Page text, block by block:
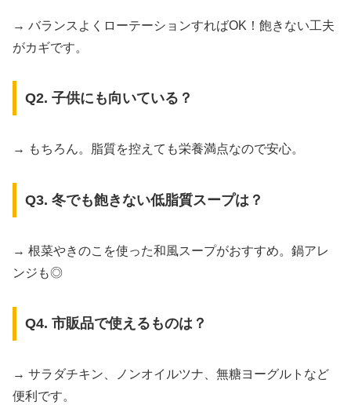
→ バランスよくローテーションすればOK！飽きない工夫
がカギです。
Q2. 子供にも向いている？
→ もちろん。脂質を控えても栄養満点なので安心。
Q3. 冬でも飽きない低脂質スープは？
→ 根菜やきのこを使った和風スープがおすすめ。鍋アレ
ンジも◎
Q4. 市販品で使えるものは？
→ サラダチキン、ノンオイルツナ、無糖ヨーグルトなど
便利です。